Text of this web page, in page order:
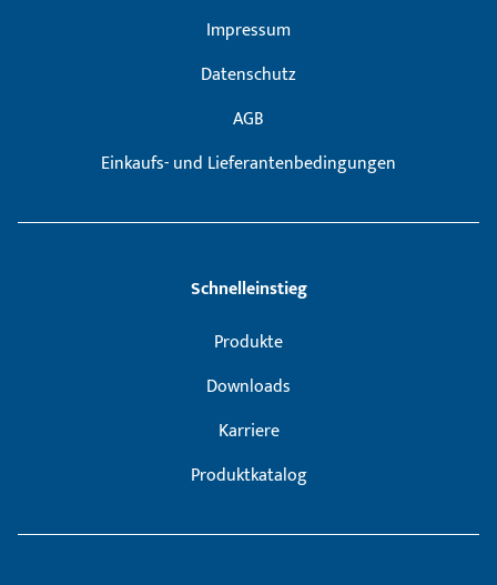
Impressum
Datenschutz
AGB
Einkaufs- und Lieferantenbedingungen
Schnelleinstieg
Produkte
Downloads
Karriere
Produktkatalog